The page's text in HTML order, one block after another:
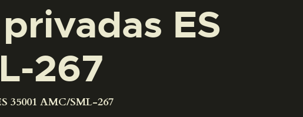
ES
267
35001 AMC/SML-267